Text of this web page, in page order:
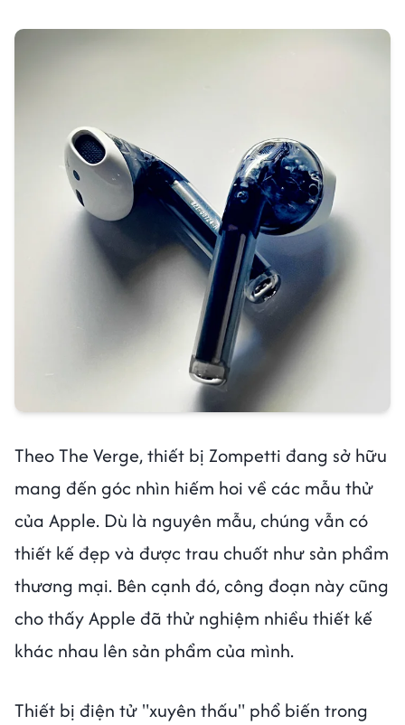
Theo The Verge, thiết bị Zompetti đang sở hữu
mang đến góc nhìn hiếm hoi về các mẫu thử
của Apple. Dù là nguyên mẫu, chúng vẫn có
thiết kế đẹp và được trau chuốt như sản phẩm
thương mại. Bên cạnh đó, công đoạn này cũng
cho thấy Apple đã thử nghiệm nhiều thiết kế
khác nhau lên sản phẩm của mình.
Thiết bị điện tử "xuyên thấu" phổ biến trong